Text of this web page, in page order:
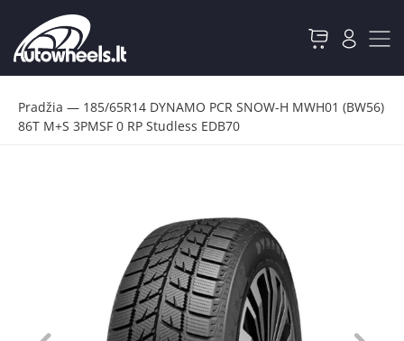
Pradžia — 185/65R14 DYNAMO PCR SNOW-H MWH01 (BW56)
86T M+S 3PMSF 0 RP Studless EDB70